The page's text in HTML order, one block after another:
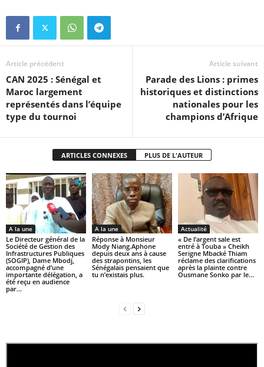
Article précédent
CAN 2025 : Sénégal et
Maroc largement
représentés dans l’équipe
type du tournoi
Article suivant
Parade des Lions : primes
historiques et distinctions
nationales pour les
champions d’Afrique
ARTICLES CONNEXES PLUS DE L'AUTEUR
A la une
Le Directeur général de la
Société de Gestion des
Infrastructures Publiques
(SOGIP), Dame Mbodj,
accompagné d’une
importante délégation, a
été reçu en audience
par...
A la une
Réponse à Monsieur
Mody Niang.Aphone
depuis deux ans à cause
des strapontins, les
Sénégalais pensaient que
tu n’existais plus.
Actualité
« De l’argent sale est
entré à Touba » Cheikh
Serigne Mbacké Thiam
réclame des clarifications
après la plainte contre
Ousmane Sonko par le...